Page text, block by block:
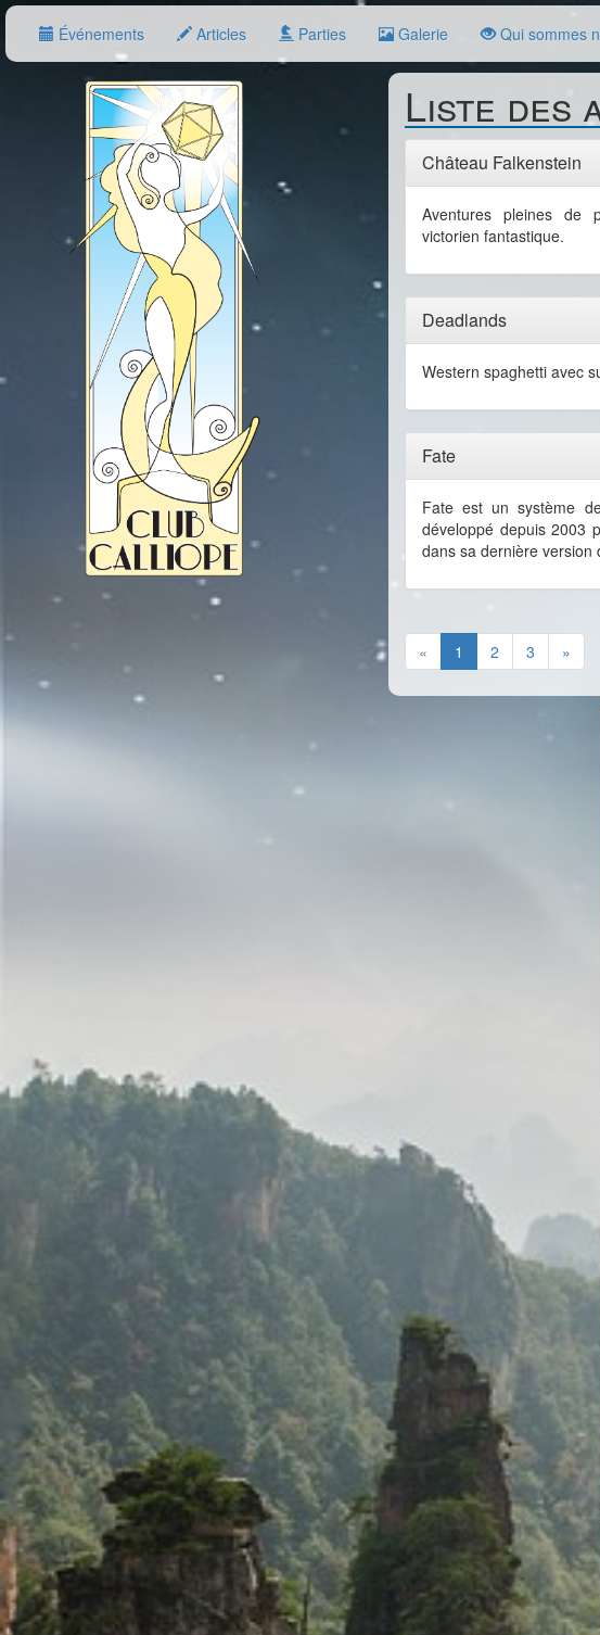
Événements Articles Parties Galerie Qui sommes
Liste des
Château Falkenstein
Aventures pleines de
victorien fantastique.
Deadlands
Western spaghetti avec
Fate
Fate est un système
développé depuis 2003
dans sa dernière version
« 1 2 3 »